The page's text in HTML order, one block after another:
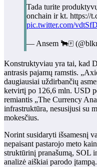
Tada turite
onchain ir kt. https://
pic.twitter.com/
— Ansem 🐂🀄️
Konstruktyviau yra tai, kad
antrasis pajamų ramstis.
daugiausiai uždirbančių
ketvirtį po 126,6 mln. USD
remiantis „The Currency
infrastruktūra, nesusijusi su
mokesčius.
Norint susidaryti išsamesnį
nepaisant pastarojo meto
struktūrinį pranašumą, SOL
analizė aiškiai parodo įtampą.